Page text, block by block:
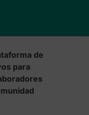
de
para